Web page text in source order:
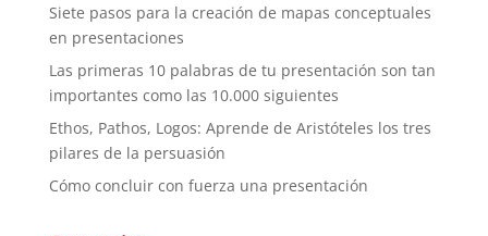
Siete pasos para la creación de mapas conceptuales
en presentaciones
Las primeras 10 palabras de tu presentación son tan
importantes como las 10.000 siguientes
Ethos, Pathos, Logos: Aprende de Aristóteles los tres
pilares de la persuasión
Cómo concluir con fuerza una presentación